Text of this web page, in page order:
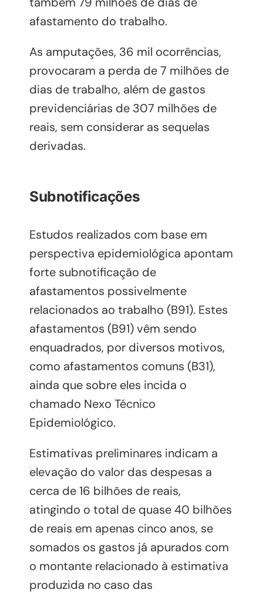
afastamento do trabalho.
As amputações, 36 mil ocorrências,
provocaram a perda de 7 milhões de
dias de trabalho, além de gastos
previdenciárias de 307 milhões de
reais, sem considerar as sequelas
derivadas.
Subnotificações
Estudos realizados com base em
perspectiva epidemiológica apontam
forte subnotificação de
afastamentos possivelmente
relacionados ao trabalho (B91). Estes
afastamentos (B91) vêm sendo
enquadrados, por diversos motivos,
como afastamentos comuns (B31),
ainda que sobre eles incida o
chamado Nexo Técnico
Epidemiológico.
Estimativas preliminares indicam a
elevação do valor das despesas a
cerca de 16 bilhões de reais,
atingindo o total de quase 40 bilhões
de reais em apenas cinco anos, se
somados os gastos já apurados com
o montante relacionado à estimativa
produzida no caso das